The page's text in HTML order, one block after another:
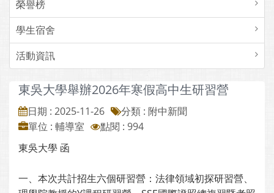
榮譽榜
學生宿舍
活動資訊
東吳大學舉辦2026年寒假高中生研習營
日期 : 2025-11-26
分類 : 附中新聞
單位 : 輔導室
點閱 : 994
東吳大學 函
一、本次共計招生六個研習營：法律領域初探研習營、